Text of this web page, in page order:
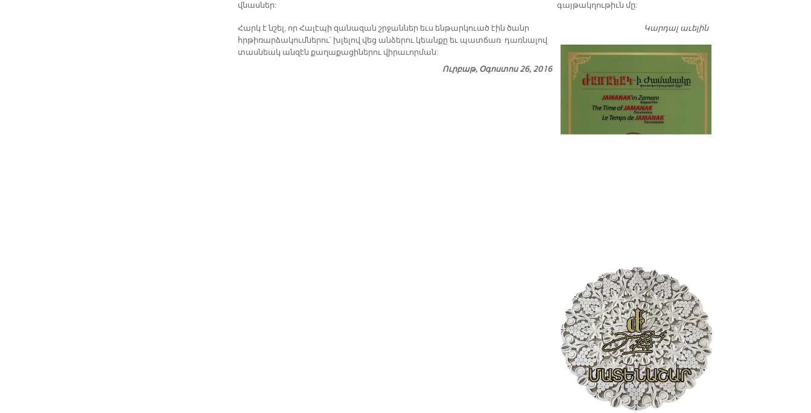
վնաս­ներ:
Հարկ է նշել, որ Հա­լէ­պի զա­նա­զան շրջան­ներ եւս են­թար­կուած էին ծանր
հրթիռ­ար­ձա­կում­նե­րու՝ խլե­լով վեց ան­ձե­րու կեան­քը եւ պատ­ճառ դառ­նա­լով
տաս­նեակ ան­զէն քա­ղա­քա­ցի­նե­րու վի­րա­ւոր­ման:
Ուրբաթ, Օգոստոս 26, 2016
գայթակղութիւն մը:
Կարդալ աւելինԴատել…